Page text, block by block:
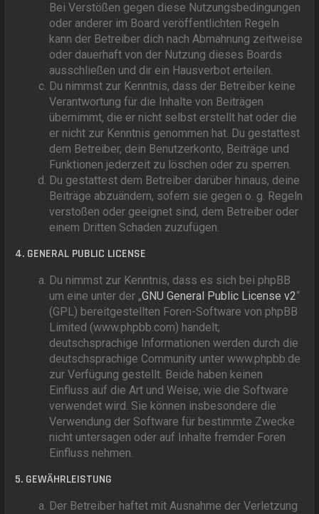
Bei Verstößen gegen diese Nutzungsbedingungen
oder anderer im Board veröffentlichten Regeln
kann der Betreiber dich nach Abmahnung zeitweise
oder dauerhaft von der Nutzung dieses Boards
ausschließen und dir ein Hausverbot erteilen.
Du nimmst zur Kenntnis, dass der Betreiber keine
Verantwortung für die Inhalte von Beiträgen
übernimmt, die er nicht selbst erstellt hat oder die
er nicht zur Kenntnis genommen hat. Du gestattest
dem Betreiber, dein Benutzerkonto, Beiträge und
Funktionen jederzeit zu löschen oder zu sperren.
Du gestattest dem Betreiber darüber hinaus, deine
Beiträge abzuändern, sofern sie gegen o. g. Regeln
verstoßen oder geeignet sind, dem Betreiber oder
einem Dritten Schaden zuzufügen.
4. GENERAL PUBLIC LICENSE
Du nimmst zur Kenntnis, dass es sich bei phpBB
um eine unter der „GNU General Public License v2“
(GPL) bereitgestellten Foren-Software von phpBB
Limited (www.phpbb.com) handelt;
deutschsprachige Informationen werden durch die
deutschsprachige Community unter www.phpbb.de
zur Verfügung gestellt. Beide haben keinen
Einfluss auf die Art und Weise, wie die Software
verwendet wird. Sie können insbesondere die
Verwendung der Software für bestimmte Zwecke
nicht untersagen oder auf Inhalte fremder Foren
Einfluss nehmen.
5. GEWÄHRLEISTUNG
Der Betreiber haftet mit Ausnahme der Verletzung